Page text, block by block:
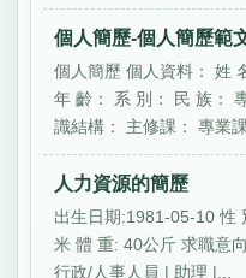
個人簡歷-個人簡歷範
個人簡歷 個人資料： 姓
年 齡： 系 別： 民 族：
識結構： 主修課： 專業
人力資源的簡歷
出生日期:1981-05-10 性
米 體 重: 40公斤 求職意
行政/人事人員 | 助理 |...